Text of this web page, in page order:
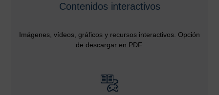
Contenidos interactivos
Imágenes, vídeos, gráficos y recursos interactivos. Opción
de descargar en PDF.